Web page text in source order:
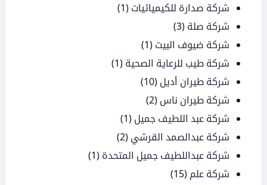
شركة صدارة للكيميائيات (1)
شركة صلة (3)
شركة ضيوف البيت (1)
شركة طيب للرعاية الصحية (1)
شركة طيران أديل (10)
شركة طيران ناس (2)
شركة عبد اللطيف جميل (1)
شركة عبدالصمد القرشي (2)
شركة عبداللطيف جميل المتحدة (1)
شركة علم (15)